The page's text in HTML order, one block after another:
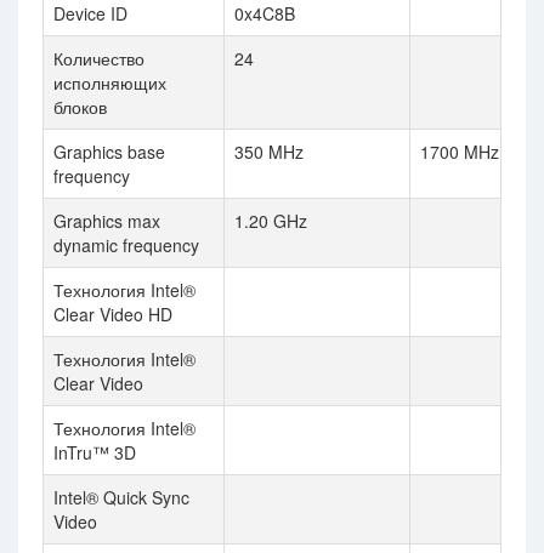
Device ID
0x4C8B
Количество
исполняющих
блоков
24
Graphics base
frequency
350 MHz 1700 MHz
Graphics max
dynamic frequency
1.20 GHz
Технология Intel®
Clear Video HD
Технология Intel®
Clear Video
Технология Intel®
InTru™ 3D
Intel® Quick Sync
Video